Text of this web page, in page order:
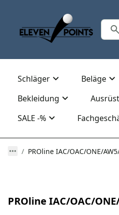
Schläger Beläge
Bekleidung
SALE -%
PROline IAC/OAC/ONE/
PROline IAC/OAC/